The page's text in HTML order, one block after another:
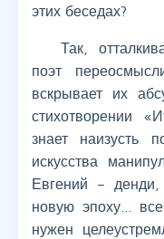
этих беседах?
Так,
поэт
вскрывает их
стихотворении
знает наизусть
искусства
Евгений –
новую эпоху…
нужен